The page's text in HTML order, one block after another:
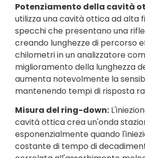
Potenziamento della cavità
utilizza una cavità ottica ad alta
specchi che presentano una
creando lunghezze di percorso
chilometri in un analizzatore
miglioramento della lunghezza
aumenta notevolmente la
mantenendo tempi di risposta
Misura del ring-down:
cavità ottica crea un'onda
esponenzialmente quando
costante di tempo di